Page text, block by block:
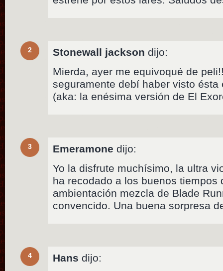
2 Stonewall jackson dijo:
Mierda, ayer me equivoqué de
seguramente debí haber visto
(aka: la enésima versión de El
3 Emeramone dijo:
Yo la disfrute muchísimo, la ultra
ha recodado a los buenos tiempos
ambientación mezcla de Blade
convencido. Una buena sorpresa
4 Hans dijo: